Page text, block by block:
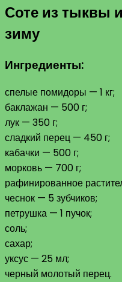
Соте из тыквы
зиму
Ингредиенты:
спелые помидоры — 1 кг;
баклажан — 500 г;
лук — 350 г;
сладкий перец — 450 г;
кабачки — 500 г;
морковь — 700 г;
рафинированное
чеснок — 5 зубчиков;
петрушка — 1 пучок;
соль;
сахар;
уксус — 25 мл;
черный молотый перец.